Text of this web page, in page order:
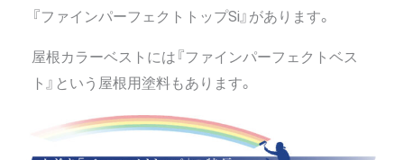
『ファインパーフェクトトップSi』があります。
屋根カラーベストには『ファインパーフェクトベス
ト』という屋根用塗料もあります。